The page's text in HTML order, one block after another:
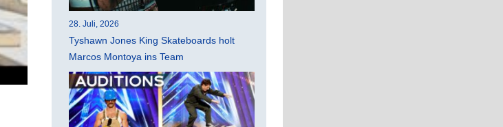
28. Juli, 2026
Tyshawn Jones King Skateboards holt
Marcos Montoya ins Team